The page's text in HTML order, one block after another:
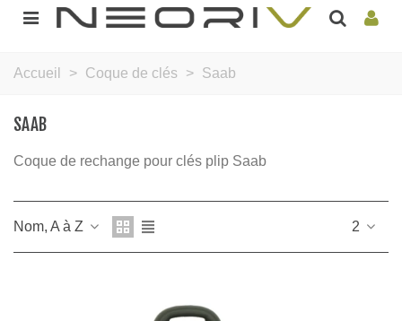
Accueil > Coque de clés > Saab
SAAB
Coque de rechange pour clés plip Saab
Nom, A à Z 2